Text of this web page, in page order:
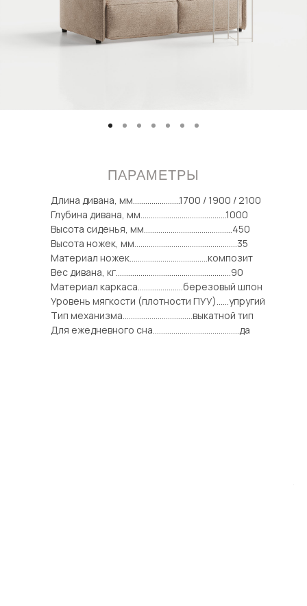
ПАРАМЕТРЫ
Длина дивана, мм.......................1700 / 1900 / 2100
Глубина дивана, мм..........................................1000
Высота сиденья, мм...........................................450
Высота ножек, мм..................................................35
Материал ножек......................................композит
Вес дивана, кг........................................................90
Материал каркаса......................березовый шпон
Уровень мягкости (плотности ПУУ)......упругий
Тип механизма..................................выкатной тип
Для ежедневного сна..........................................да